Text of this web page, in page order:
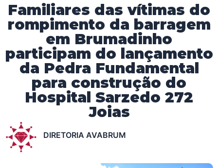
Familiares das vítimas do
rompimento da barragem
em Brumadinho
participam do lançamento
da Pedra Fundamental
para construção do
Hospital Sarzedo 272
Joias
DIRETORIA AVABRUM